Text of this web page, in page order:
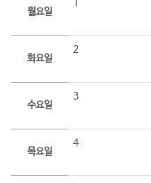
월요일
1
화요일
2
수요일
3
목요일
4